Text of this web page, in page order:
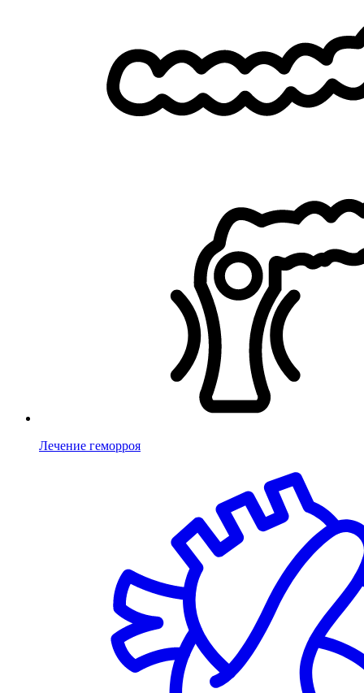
Лечение геморроя